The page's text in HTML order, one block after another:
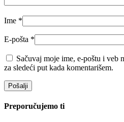
Ime *
E-pošta *
Sačuvaj moje ime, e-poštu i veb
za sledeći put kada komentarišem.
Preporučujemo ti